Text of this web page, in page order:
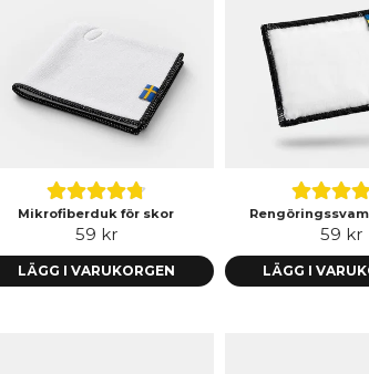
Mikrofiberduk för skor
59 kr
LÄGG I VARUKORGEN
59 kr
LÄGG I